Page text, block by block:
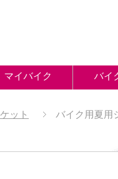
マイバイク バイ
ット
バイク用夏用